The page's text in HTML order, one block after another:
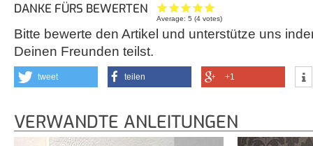
DANKE FÜRS BEWERTEN
Average:5 (4 votes)
Bitte bewerte den Artikel und unterstütze uns
Deinen Freunden teilst.
tweet teilen +1
VERWANDTE ANLEITUNGEN